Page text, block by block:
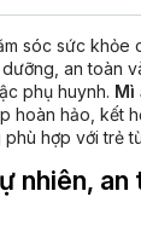
sóc sức khỏe
an toàn
phụ huynh. Mì
hoàn hảo, kết
hợp với trẻ
nhiên,